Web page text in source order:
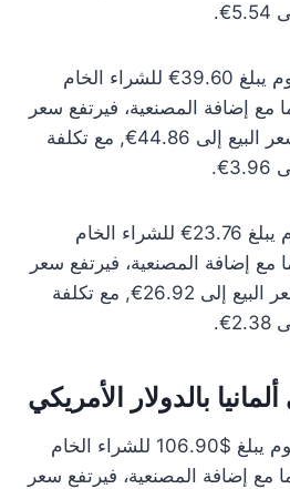
سعر الذهب عيار 10 اليوم يبلغ 39.60€ للشراء الخام
أما مع إضافة المصنعية، فيرتفع سعر
الشراء إلى 43.56€ وسعر البيع إلى 44.86€, مع تكلفة
سعر الذهب عيار 6 اليوم يبلغ 23.76€ للشراء الخام
أما مع إضافة المصنعية، فيرتفع سعر
الشراء إلى 26.13€ وسعر البيع إلى 26.92€, مع تكلفة
بالدولار الأمريكي
سعر الذهب عيار 24 اليوم يبلغ $106.90 للشراء الخام
أما مع إضافة المصنعية، فيرتفع سعر